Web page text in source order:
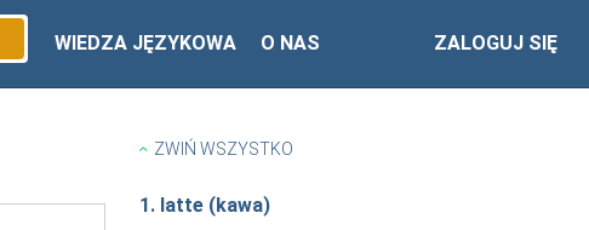
WIEDZA JĘZYKOWA O NAS ZALOGUJ SIĘ
ZWIŃ WSZYSTKO
1. latte (kawa)